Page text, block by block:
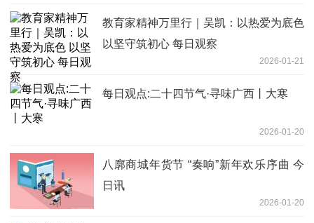
教育家精神万里行｜吴凯：以热爱为底色
以坚守筑初心 每日观察
2026-01-21
每日观点:二十四节气·寻味广西丨大寒
2026-01-20
八廓商城年货节 “奏响”新年欢乐序曲 今
日讯
2026-01-20